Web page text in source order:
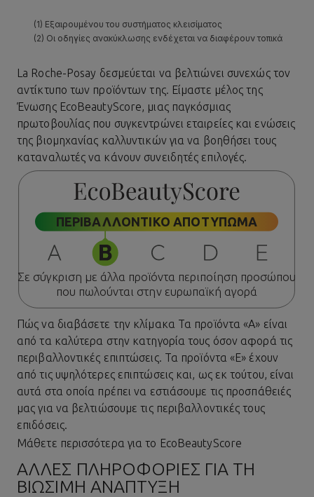
La Roche-Posay δεσμεύεται να βελτιώνει συνεχώς τον
αντίκτυπο των προϊόντων της. Είμαστε μέλος της
Ένωσης EcoBeautyScore, μιας παγκόσμιας
πρωτοβουλίας που συγκεντρώνει εταιρείες και ενώσεις
της βιομηχανίας καλλυντικών για να βοηθήσει τους
καταναλωτές να κάνουν συνειδητές επιλογές.
ΠΕΡΙΒΑΛΛΟΝΤΙΚΟ ΑΠΟΤΥΠΩΜΑ
Σε σύγκριση με άλλα προϊόντα περιποίηση προσώπου
που πωλούνται στην ευρωπαϊκή αγορά
Πώς να διαβάσετε την κλίμακα Τα προϊόντα «Α» είναι
από τα καλύτερα στην κατηγορία τους όσον αφορά τις
περιβαλλοντικές επιπτώσεις. Τα προϊόντα «Ε» έχουν
από τις υψηλότερες επιπτώσεις και, ως εκ τούτου, είναι
αυτά στα οποία πρέπει να εστιάσουμε τις προσπάθειές
μας για να βελτιώσουμε τις περιβαλλοντικές τους
επιδόσεις.
Μάθετε περισσότερα για το EcoBeautyScore
ΆΛΛΕΣ ΠΛΗΡΟΦΟΡΊΕΣ ΓΙΑ ΤΗ
ΒΙΏΣΙΜΗ ΑΝΆΠΤΥΞΗ